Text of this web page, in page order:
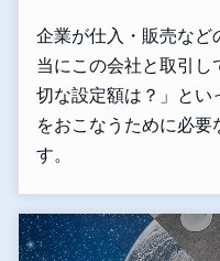
企業が仕入・販売な
当にこの会社と取引
切な設定額は？」と
をおこなうために必
す。